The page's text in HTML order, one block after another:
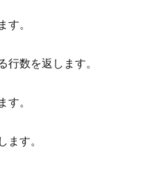
。
行数を返します。
。
す。